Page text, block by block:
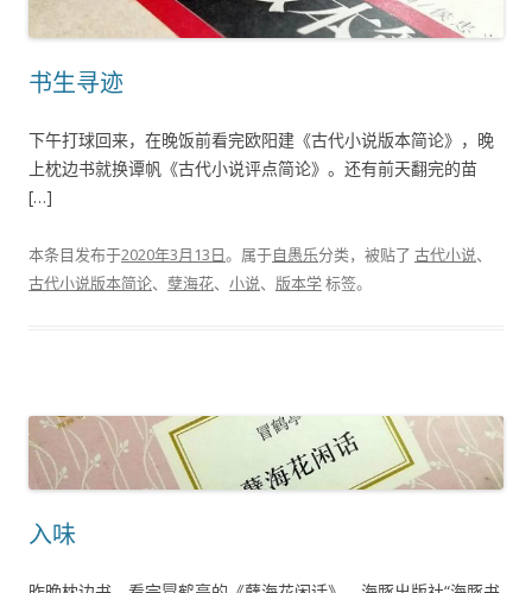
书生寻迹
下午打球回来，在晚饭前看完欧阳建《古代小说版本简论》，晚
上枕边书就换谭帆《古代小说评点简论》。还有前天翻完的苗
[…]
本条目发布于2020年3月13日。属于自愚乐分类，被贴了 古代小说、
古代小说版本简论、 孽海花、 小说、 版本学标签。
入味